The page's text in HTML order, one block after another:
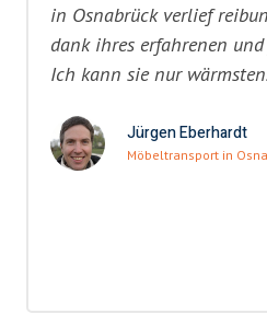
in Osnabrück verlief
dank ihres erfahrenen
Ich kann sie nur
Jürgen Eberhardt
Möbeltransport in